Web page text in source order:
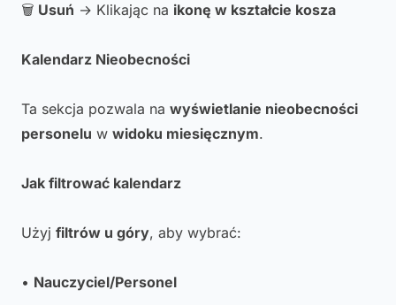
🗑️ Usuń → Klikając na ikonę w kształcie kosza
Kalendarz Nieobecności
Ta sekcja pozwala na wyświetlanie nieobecności
personelu w widoku miesięcznym.
Jak filtrować kalendarz
Użyj filtrów u góry, aby wybrać:
• Nauczyciel/Personel